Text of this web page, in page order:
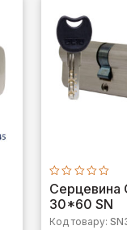
Оцінено
в
0
5
Серцевина
30*60 SN
Код товару: